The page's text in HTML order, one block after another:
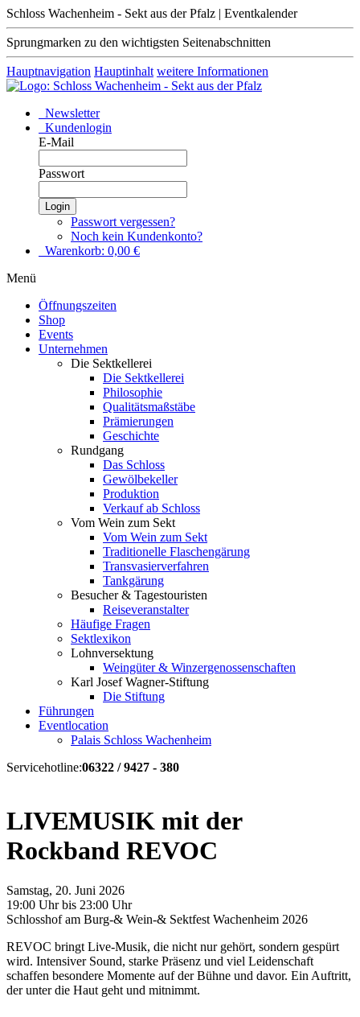
Schloss Wachenheim - Sekt aus der Pfalz | Eventkalender
Sprungmarken zu den wichtigsten Seitenabschnitten
Hauptnavigation Hauptinhalt weitere Informationen
Newsletter
Kundenlogin
E-Mail
Passwort
Login
Passwort vergessen?
Noch kein Kundenkonto?
Warenkorb: 0,00 €
Menü
Öffnungszeiten
Shop
Events
Unternehmen
Die Sektkellerei
Die Sektkellerei
Philosophie
Qualitätsmaßstäbe
Prämierungen
Geschichte
Rundgang
Das Schloss
Gewölbekeller
Produktion
Verkauf ab Schloss
Vom Wein zum Sekt
Vom Wein zum Sekt
Traditionelle Flaschengärung
Transvasierverfahren
Tankgärung
Besucher & Tagestouristen
Reiseveranstalter
Häufige Fragen
Sektlexikon
Lohnversektung
Weingüter & Winzergenossenschaften
Karl Josef Wagner-Stiftung
Die Stiftung
Führungen
Eventlocation
Palais Schloss Wachenheim
Servicehotline:06322 / 9427 - 380
LIVEMUSIK mit der
Rockband REVOC
Samstag, 20. Juni 2026
19:00 Uhr bis 23:00 Uhr
Schlosshof am Burg-& Wein-& Sektfest Wachenheim 2026
REVOC bringt Live-Musik, die nicht nur gehört, sondern gespürt
wird. Intensiver Sound, starke Präsenz und viel Leidenschaft
schaffen besondere Momente auf der Bühne und davor. Ein Auftritt,
der unter die Haut geht und mitnimmt.